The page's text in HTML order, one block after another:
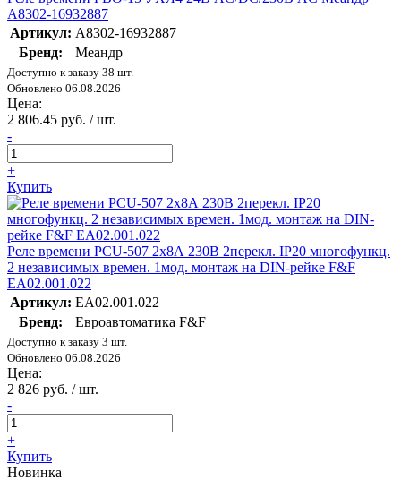
A8302-16932887
Артикул: A8302-16932887
Бренд:
Меандр
Доступно к заказу 38 шт.
Обновлено 06.08.2026
Цена:
2 806.45 руб. / шт.
-
+
Купить
Реле времени PCU-507 2х8А 230В 2перекл. IP20 многофункц.
2 независимых времен. 1мод. монтаж на DIN-рейке F&F
EA02.001.022
Артикул: EA02.001.022
Бренд:
Евроавтоматика F&F
Доступно к заказу 3 шт.
Обновлено 06.08.2026
Цена:
2 826 руб. / шт.
-
+
Купить
Новинка